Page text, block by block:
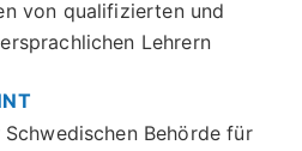
von qualifizierten und
Lehrern
Behörde für